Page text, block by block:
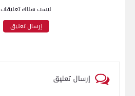
ليست هناك تعليقات
إرسال تعليق
إرسال تعليق